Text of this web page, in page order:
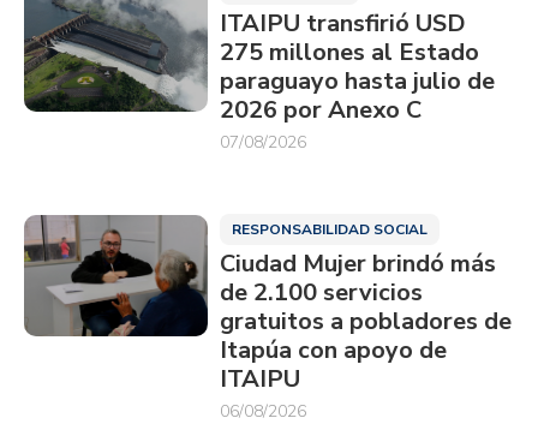
ITAIPU transfirió USD
275 millones al Estado
paraguayo hasta julio de
2026 por Anexo C
07/08/2026
RESPONSABILIDAD SOCIAL
Ciudad Mujer brindó más
de 2.100 servicios
gratuitos a pobladores de
Itapúa con apoyo de
ITAIPU
06/08/2026